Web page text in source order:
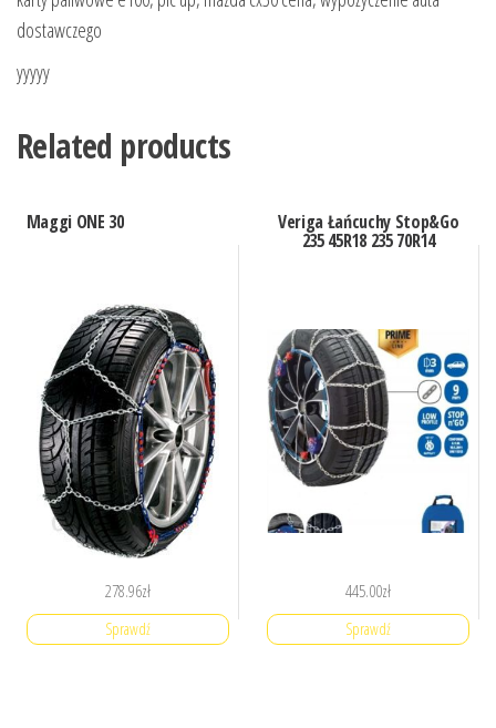
dostawczego
yyyyy
Related products
Maggi ONE 30
278.96zł
Sprawdź
Veriga Łańcuchy Stop&Go
235 45R18 235 70R14
445.00zł
Sprawdź